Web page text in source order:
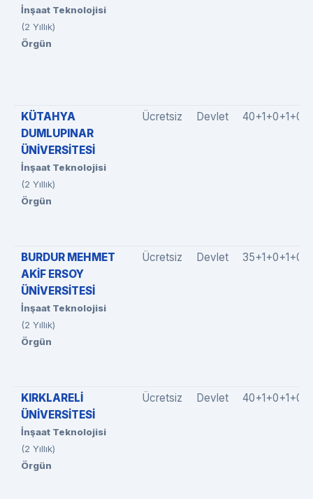
İnşaat Teknolojisi
(2 Yıllık)
Örgün
KÜTAHYA
DUMLUPINAR
ÜNİVERSİTESİ
İnşaat Teknolojisi
(2 Yıllık)
Örgün
Ücretsiz Devlet 40+1+0+1+0
BURDUR MEHMET
AKİF ERSOY
ÜNİVERSİTESİ
İnşaat Teknolojisi
(2 Yıllık)
Örgün
Ücretsiz Devlet 35+1+0+1+0
KIRKLARELİ
ÜNİVERSİTESİ
İnşaat Teknolojisi
(2 Yıllık)
Örgün
Ücretsiz Devlet 40+1+0+1+0